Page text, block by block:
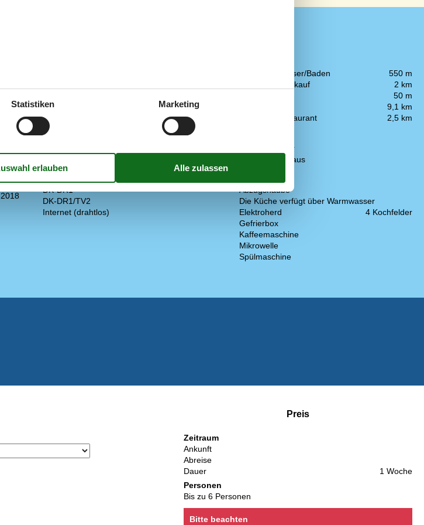
2018
2
2018
Drinnen
Energiesparendes Heizsystem
Rauchmelder
Elektrogeräte
1 Fernseher
DK-DR1
DK-DR1/TV2
Internet (drahtlos)
Entf. zum Wasser/Baden
550 m
Entfernung Einkauf
2 km
50 m
9,1 km
Nächstes Restaurant
2,5 km
Nahe am Meer
Rauchfreies Haus
Abzugshaube
Die Küche verfügt über Warmwasser
Elektroherd
4 Kochfelder
Gefrierbox
Kaffeemaschine
Mikrowelle
Spülmaschine
Preis
Zeitraum
Ankunft
Abreise
Dauer
1 Woche
Personen
Bis zu 6 Personen
Bitte beachten
Statistiken Marketing